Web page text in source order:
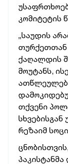
კომიტეტის
„საუდის
თურქეთთან
ქაღალდის
მოუტანს,
თქვენი
რეზაიმ